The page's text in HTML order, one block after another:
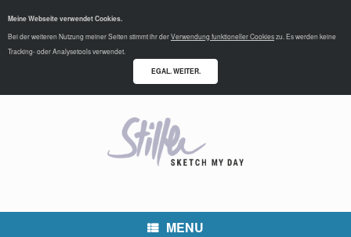
MENU
Meine Webseite verwendet Cookies.
Bei der weiteren Nutzung meiner Seiten stimmt ihr derVerwendung funktioneller Cookieszu. Es werden keine
Tracking- oder Analysetools verwendet.
EGAL. WEITER.